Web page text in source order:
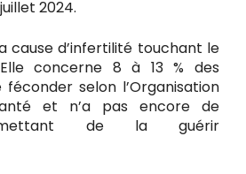
juillet 2024.
cause d’infertilité touchant le
concerne 8 à 13 % des
selon l’Organisation
et n’a pas encore de
de la guérir